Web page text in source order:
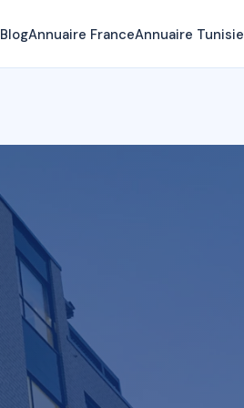
BlogAnnuaire FranceAnnuaire Tunisie